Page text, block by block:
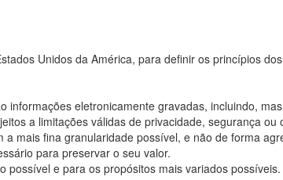
Unidos da América, para definir os princípios
informações eletronicamente gravadas, incluindo,
a limitações válidas de privacidade, segurança
mais fina granularidade possível, e não de forma
para preservar o seu valor.
possível e para os propósitos mais variados possíveis.